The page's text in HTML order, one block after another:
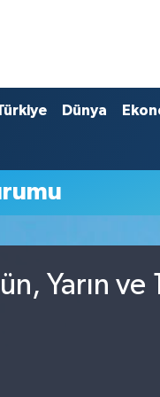
Dünya
Yarın